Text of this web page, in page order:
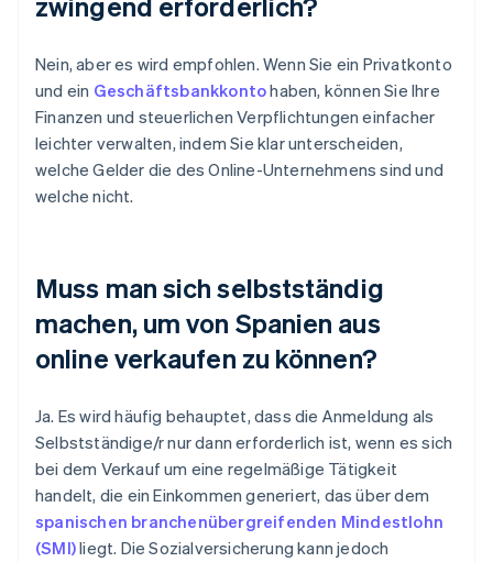
Nein, aber es wird empfohlen. Wenn Sie ein Privatkonto
und ein Geschäftsbankkontohaben, können Sie Ihre
Finanzen und steuerlichen Verpflichtungen einfacher
leichter verwalten, indem Sie klar unterscheiden,
welche Gelder die des Online-Unternehmens sind und
welche nicht.
Muss man sich selbstständig
machen, um von Spanien aus
online verkaufen zu können?
Ja. Es wird häufig behauptet, dass die Anmeldung als
Selbstständige/r nur dann erforderlich ist, wenn es sich
bei dem Verkauf um eine regelmäßige Tätigkeit
handelt, die ein Einkommen generiert, das über dem
spanischen branchenübergreifenden Mindestlohn
(SMI)liegt. Die Sozialversicherung kann jedoch